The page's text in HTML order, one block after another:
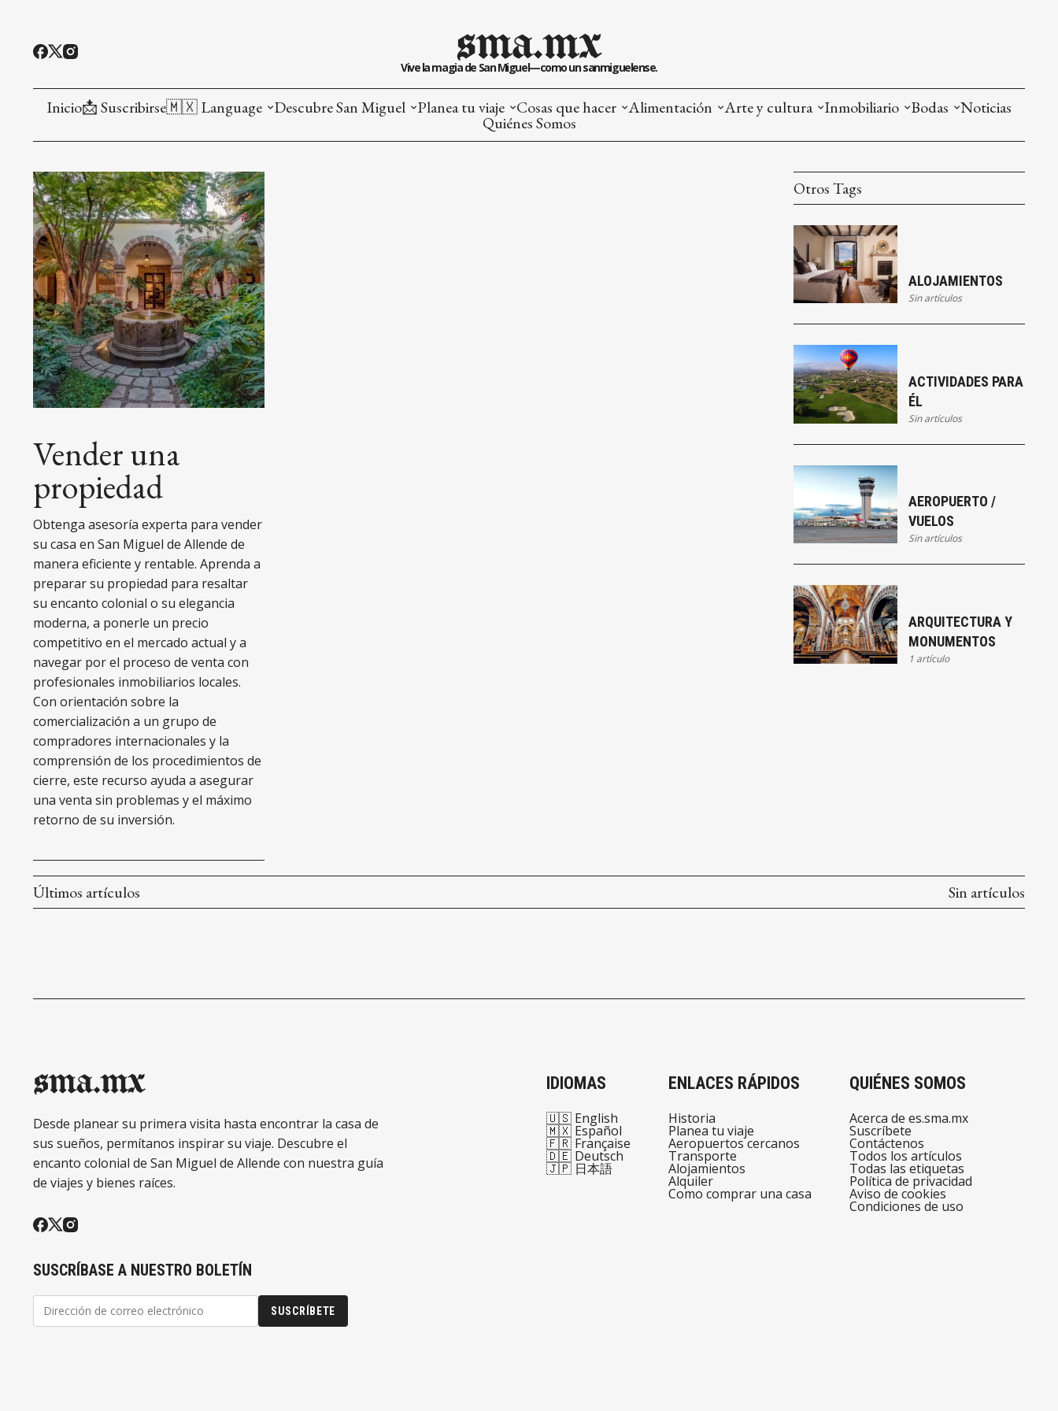
sma.mx
Vive la magia de San Miguel—como un sanmiguelense.
Inicio📩 Suscribirse🇲🇽 Language Descubre San Miguel Planea tu viaje Cosas que hacer Alimentación Arte y cultura Inmobiliario Bodas Noticias
Quiénes Somos
Vender una
propiedad
Obtenga asesoría experta para vender
su casa en San Miguel de Allende de
manera eficiente y rentable. Aprenda a
preparar su propiedad para resaltar
su encanto colonial o su elegancia
moderna, a ponerle un precio
competitivo en el mercado actual y a
navegar por el proceso de venta con
profesionales inmobiliarios locales.
Con orientación sobre la
comercialización a un grupo de
compradores internacionales y la
comprensión de los procedimientos de
cierre, este recurso ayuda a asegurar
una venta sin problemas y el máximo
retorno de su inversión.
Otros Tags
ALOJAMIENTOS
Sin artículos
ACTIVIDADES PARA
ÉL
Sin artículos
AEROPUERTO /
VUELOS
Sin artículos
ARQUITECTURA Y
MONUMENTOS
1 artículo
Últimos artículos Sin artículos
sma.mx
Desde planear su primera visita hasta encontrar la casa de
sus sueños, permítanos inspirar su viaje. Descubre el
encanto colonial de San Miguel de Allende con nuestra guía
de viajes y bienes raíces.
SUSCRÍBASE A NUESTRO BOLETÍN
SUSCRÍBETE
IDIOMAS
🇺🇸 English
🇲🇽 Español
🇫🇷 Française
🇩🇪 Deutsch
🇯🇵 日本語
ENLACES RÁPIDOS
Historia
Planea tu viaje
Aeropuertos cercanos
Transporte
Alojamientos
Alquiler
Como comprar una casa
QUIÉNES SOMOS
Acerca de es.sma.mx
Suscríbete
Contáctenos
Todos los artículos
Todas las etiquetas
Política de privacidad
Aviso de cookies
Condiciones de uso